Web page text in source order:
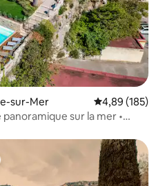
sur-Mer Évaluation
4,89 (185)
sur la mer •